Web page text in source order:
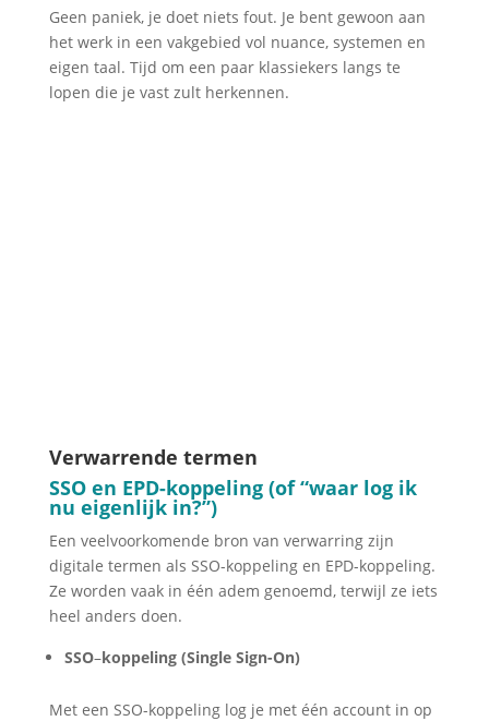
Geen paniek, je doet niets fout. Je bent gewoon aan
het werk in een vakgebied vol nuance, systemen en
eigen taal. Tijd om een paar klassiekers langs te
lopen die je vast zult herkennen.
Verwarrende termen
SSO en EPD-koppeling (of “waar log ik
nu eigenlijk in?”)
Een veelvoorkomende bron van verwarring zijn
digitale termen als SSO-koppeling en EPD-koppeling.
Ze worden vaak in één adem genoemd, terwijl ze iets
heel anders doen.
SSO–koppeling (Single Sign-On)
Met een SSO-koppeling log je met één account in op